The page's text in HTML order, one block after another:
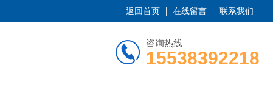
返回首页 在线留言 联系我们
咨询热线
15538392218